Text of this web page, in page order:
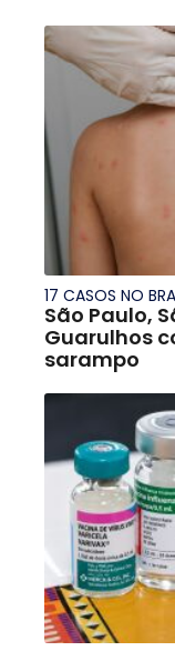
17 CASOS NO
São Paulo,
Guarulhos
sarampo